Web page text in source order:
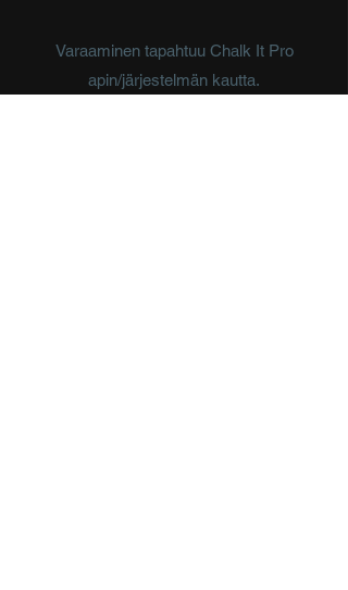
Varaaminen tapahtuu Chalk It Pro
apin/järjestelmän kautta.